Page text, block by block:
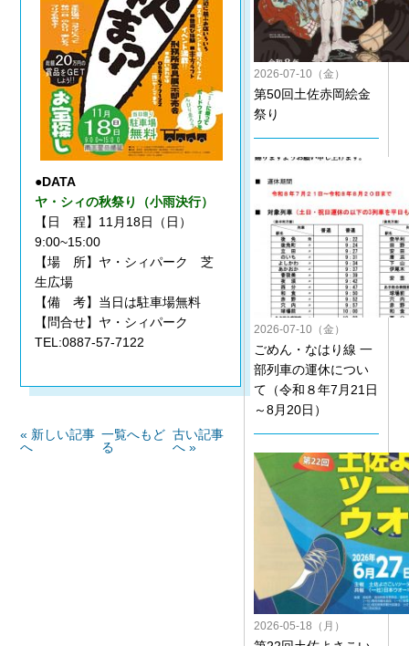
●DATA
ヤ・シィの秋祭り（小雨決行）
【日 程】11月18日（日）
9:00~15:00
【場 所】ヤ・シィパーク 芝
生広場
【備 考】当日は駐車場無料
【問合せ】ヤ・シィパーク
TEL:0887-57-7122
« 新しい記事
へ
一覧へもど
る
古い記事
へ »
2026-07-10（金）
第50回土佐赤岡絵金
祭り
2026-07-10（金）
ごめん・なはり線 一
部列車の運休につい
て（令和８年7月21日
～8月20日）
2026-05-18（月）